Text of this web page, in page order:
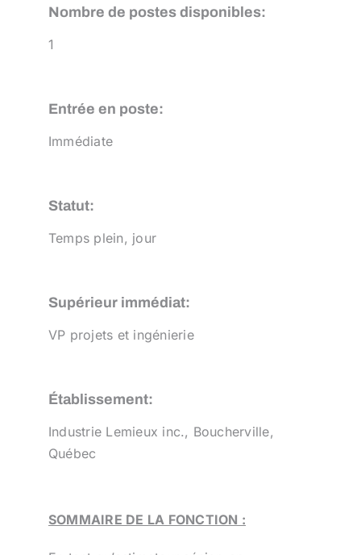
Nombre de postes disponibles:
1
Entrée en poste:
Immédiate
Statut:
Temps plein, jour
Supérieur immédiat:
VP projets et ingénierie
Établissement:
Industrie Lemieux inc., Boucherville,
Québec
SOMMAIRE DE LA FONCTION :